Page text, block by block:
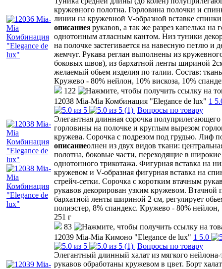
кружевного полотна. Горловина полочки и
линии на кружевной V-образной вставке
описаниея рукавов, а так же разрез капелька
однотонным атласным кантом. Низ туники
на полочке застегивается на навесную петлю и
жемчуг. Рукава реглан выполнены из
боковых швов), из бархатной ленты шириной
желаемый обьем изделия по талии. Состав:
Кружево - 80% нейлон, 10% вискоза, 10%
122
12038 Mia-Mia Комбинация "Elegance de lux" 1
(1) Вопросы по товару
Элегантная длинная сорочка
горловины на полочке и круглым вырезом
кружева. Сорочка с подрезом под грудью. Лиф
описаниеолнен из двух видов ткани:
полотна, боковые части, переходящие в
однотонного трикотажа. Фигурная вставка на
кружевом и V-образная фигурная вставка на
стрейч-сетки. Сорочка с коротким втачным
рукавов декорирован узким кружевом.
бархатной ленты шириной 2 см, регулирует
полиэстер, 8% спандекс. Кружево - 80% нейлон,
251 г
83
12039 Mia-Mia Кимоно "Elegance de lux" 1 5.0
(1) Вопросы по товару
Элегантный длинный халат из мягкого
рукавов обработаны кружевом в цвет. Борт